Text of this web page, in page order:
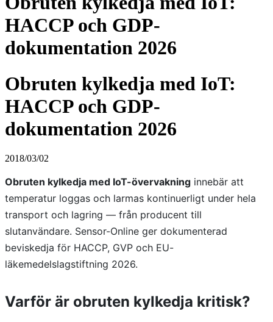
HACCP och GDP-
dokumentation 2026
Obruten kylkedja med IoT:
HACCP och GDP-
dokumentation 2026
2018/03/02
Obruten kylkedja med IoT-övervakning innebär att
temperatur loggas och larmas kontinuerligt under hela
transport och lagring — från producent till
slutanvändare. Sensor-Online ger dokumenterad
beviskedja för HACCP, GVP och EU-
läkemedelslagstiftning 2026.
Varför är obruten kylkedja kritisk?